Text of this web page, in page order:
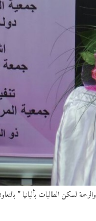
لسكن الطالبات بألبانيا ”